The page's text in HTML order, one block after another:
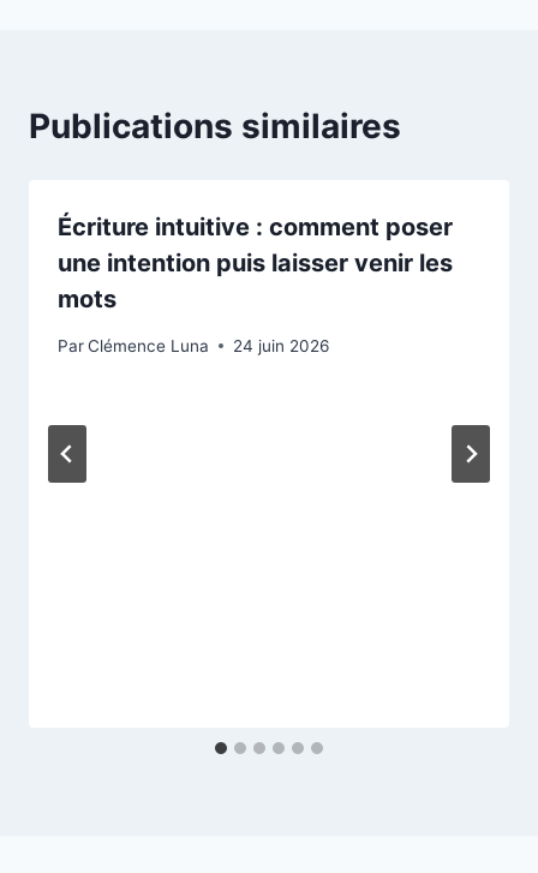
Publications similaires
Écriture intuitive : comment poser
une intention puis laisser venir les
mots
ParClémence Luna 24 juin 2026